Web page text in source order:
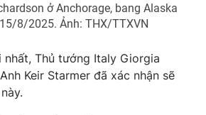
ở Anchorage, bang Alaska
8/2025. Ảnh: THX/TTXVN
Thủ tướng Italy Giorgia
Keir Starmer đã xác nhận sẽ